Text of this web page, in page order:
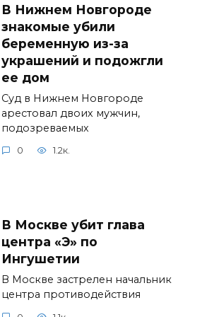
В Нижнем Новгороде
знакомые убили
беременную из-за
украшений и подожгли
ее дом
Суд в Нижнем Новгороде
арестовал двоих мужчин,
подозреваемых
0 1.2к.
В Москве убит глава
центра «Э» по
Ингушетии
В Москве застрелен начальник
центра противодействия